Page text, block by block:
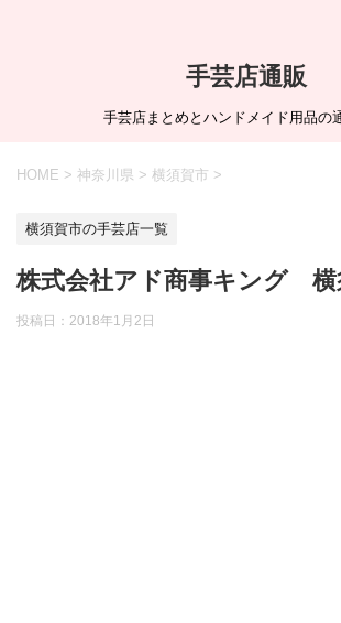
手芸店通販
手芸店まとめとハンドメイド用品の
HOME > 神奈川県 > 横須賀市 >
横須賀市の手芸店一覧
株式会社アド商事キング 横
投稿日： 2018年1月2日